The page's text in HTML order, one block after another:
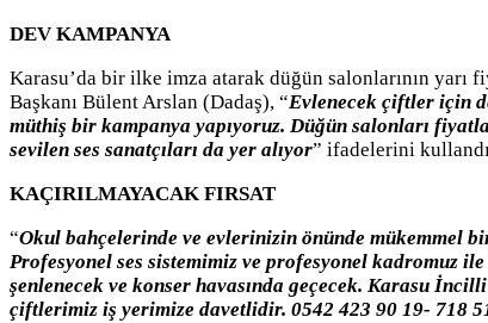
DEV KAMPANYA
Karasu’da bir ilke imza atarak düğün salonlarının
Başkanı Bülent Arslan (Dadaş), “Evlenecek çiftler için
müthiş bir kampanya yapıyoruz. Düğün salonları
sevilen ses sanatçıları da yer alıyor” ifadelerini
KAÇIRILMAYACAK FIRSAT
“Okul bahçelerinde ve evlerinizin önünde mükemmel
Profesyonel ses sistemimiz ve profesyonel kadromuz
şenlenecek ve konser havasında geçecek. Karasu
çiftlerimiz iş yerimize davetlidir. 0542 423 90 19- 718